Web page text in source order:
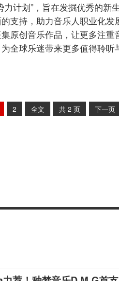
计划”，旨在发掘优秀的新
支持，助力音乐人职业化
原创音乐作品，让更多注
全球乐迷带来更多值得聆听
2 全文 共 2 页 下一页